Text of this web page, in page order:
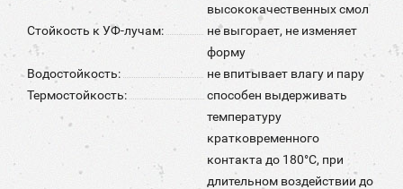
высококачественных смол
Стойкость к УФ-лучам:
не выгорает, не изменяет
форму
Водостойкость:
не впитывает влагу и пару
Термостойкость:
способен выдерживать
температуру
кратковременного
контакта до 180°С, при
длительном воздействии до